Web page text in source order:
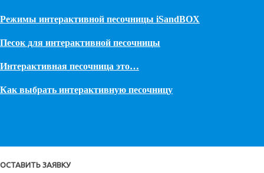
Режимы интерактивной песочницы iSandBOX
Песок для интерактивной песочницы
Интерактивная песочница это…
Как выбрать интерактивную песочницу
ОСТАВИТЬ ЗАЯВКУ